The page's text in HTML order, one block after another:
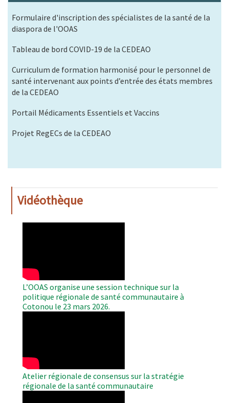
Formulaire d'inscription des spécialistes de la santé de la
diaspora de l'OOAS
Tableau de bord COVID-19 de la CEDEAO
Curriculum de formation harmonisé pour le personnel de
santé intervenant aux points d’entrée des états membres
de la CEDEAO
Portail Médicaments Essentiels et Vaccins
Projet RegECs de la CEDEAO
Vidéothèque
L’OOAS organise une session technique sur la
politique régionale de santé communautaire à
Cotonou le 23 mars 2026.
Atelier régionale de consensus sur la stratégie
régionale de la santé communautaire